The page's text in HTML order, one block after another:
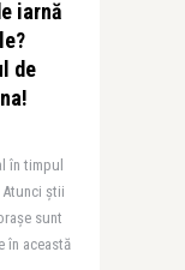
iarnă
de
în timpul
știi
sunt
în această